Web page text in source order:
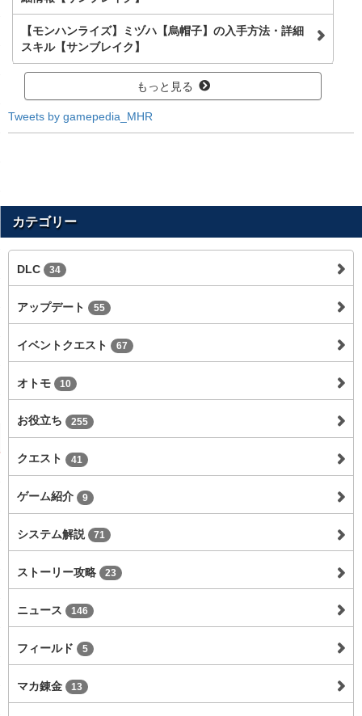
【モンハンライズ】ミヅハ【烏帽子】の入手方法・詳細
スキル【サンブレイク】
もっと見る
Tweets by gamepedia_MHR
カテゴリー
DLC 34
アップデート 55
イベントクエスト 67
オトモ 10
お役立ち 255
クエスト 41
ゲーム紹介 9
システム解説 71
ストーリー攻略 23
ニュース 146
フィールド 5
マカ錬金 13